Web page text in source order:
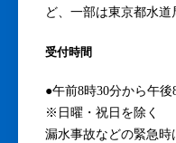
ど、一部は東京都水道
受付時間
●午前8時30分から午後
※日曜・祝日を除く
漏水事故などの緊急時